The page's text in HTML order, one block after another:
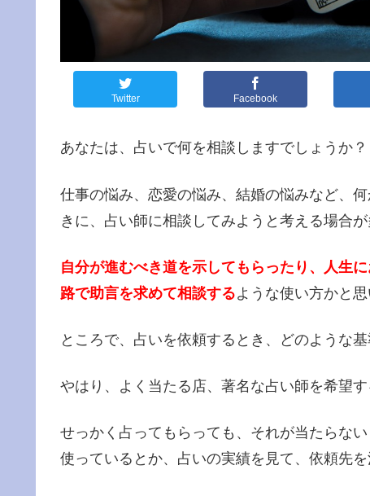
Twitter Facebook
あなたは、占いで何を相談しますでしょうか？
仕事の悩み、恋愛の悩み、結婚の悩みなど、
きに、占い師に相談してみようと考える場合
自分が進むべき道を示してもらったり、人生
路で助言を求めて相談するような使い方かと思
ところで、占いを依頼するとき、どのような
やはり、よく当たる店、著名な占い師を希望す
せっかく占ってもらっても、それが当たらな
使っているとか、占いの実績を見て、依頼先